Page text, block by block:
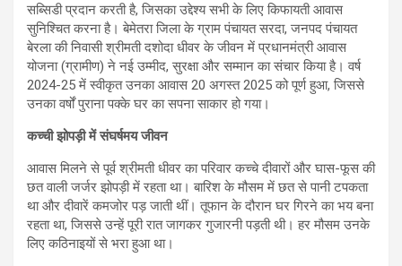
सब्सिडी प्रदान करती है, जिसका उद्देश्य सभी के लिए किफायती आवास
सुनिश्चित करना है। बेमेतरा जिला के ग्राम पंचायत सरदा, जनपद पंचायत
बेरला की निवासी श्रीमती दशोदा धीवर के जीवन में प्रधानमंत्री आवास
योजना (ग्रामीण) ने नई उम्मीद, सुरक्षा और सम्मान का संचार किया है। वर्ष
2024-25 में स्वीकृत उनका आवास 20 अगस्त 2025 को पूर्ण हुआ, जिससे
उनका वर्षों पुराना पक्के घर का सपना साकार हो गया।
कच्ची झोपड़ी में संघर्षमय जीवन
आवास मिलने से पूर्व श्रीमती धीवर का परिवार कच्चे दीवारों और घास-फूस की
छत वाली जर्जर झोपड़ी में रहता था। बारिश के मौसम में छत से पानी टपकता
था और दीवारें कमजोर पड़ जाती थीं। तूफान के दौरान घर गिरने का भय बना
रहता था, जिससे उन्हें पूरी रात जागकर गुजारनी पड़ती थी। हर मौसम उनके
लिए कठिनाइयों से भरा हुआ था।